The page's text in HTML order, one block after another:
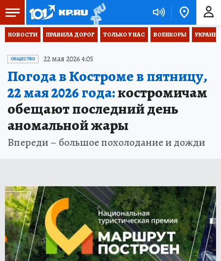
НОВОСТИ ПРАВИЛА ДОРОГ ТОЛЬКО У НАС ВОЕНКОРЫ
ОБЩЕСТВО 22 мая 2026 4:05
Погода в Костроме в пятницу,
22 мая 2026 года:костромичам
обещают последний день
аномальной жары
Впереди – большое похолодание и дожди